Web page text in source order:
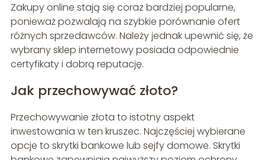
Zakupy online stają się coraz bardziej popularne,
ponieważ pozwalają na szybkie porównanie ofert
różnych sprzedawców. Należy jednak upewnić się, że
wybrany sklep internetowy posiada odpowiednie
certyfikaty i dobrą reputację.
Jak przechowywać złoto?
Przechowywanie złota to istotny aspekt
inwestowania w ten kruszec. Najczęściej wybierane
opcje to skrytki bankowe lub sejfy domowe. Skrytki